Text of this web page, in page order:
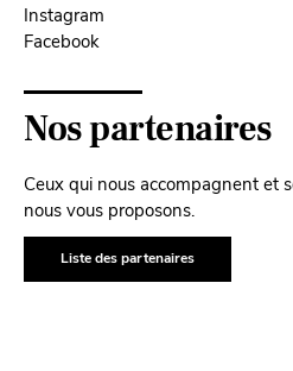
Instagram
Facebook
Nos partenaires
Ceux qui nous accompagnent et
nous vous proposons.
Liste des partenaires